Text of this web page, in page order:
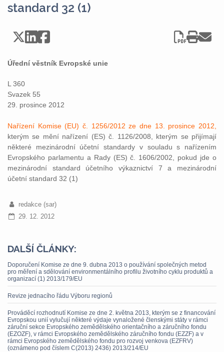
standard 32 (1)
Úřední věstník Evropské unie
L 360
Svazek 55
29. prosince 2012
Nařízení Komise (EU) č. 1256/2012 ze dne 13. prosince 2012,
kterým se mění nařízení (ES) č. 1126/2008, kterým se přijímají
některé mezinárodní účetní standardy v souladu s nařízením
Evropského parlamentu a Rady (ES) č. 1606/2002, pokud jde o
mezinárodní standard účetního výkaznictví 7 a mezinárodní
účetní standard 32 (1)
redakce (sar)
29. 12. 2012
DALŠÍ ČLÁNKY:
Doporučení Komise ze dne 9. dubna 2013 o používání společných metod
pro měření a sdělování environmentálního profilu životního cyklu produktů a
organizací (1) 2013/179/EU
Revize jednacího řádu Výboru regionů
Prováděcí rozhodnutí Komise ze dne 2. května 2013, kterým se z financování
Evropskou unií vylučují některé výdaje vynaložené členskými státy v rámci
záruční sekce Evropského zemědělského orientačního a záručního fondu
(EZOZF), v rámci Evropského zemědělského záručního fondu (EZZF) a v
rámci Evropského zemědělského fondu pro rozvoj venkova (EZFRV)
(oznámeno pod číslem C(2013) 2436) 2013/214/EU